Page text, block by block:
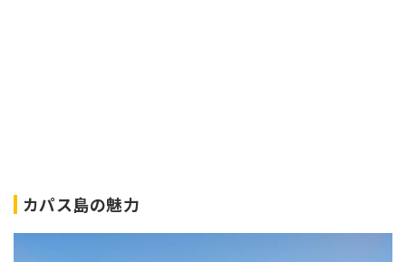
カパス島の魅力